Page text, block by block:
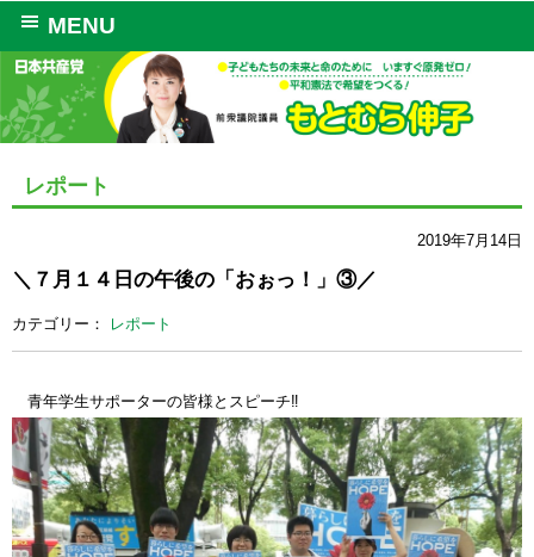
MENU
レポート
2019年7月14日
＼７月１４日の午後の「おぉっ！」③／
カテゴリー： レポート
青年学生サポーターの皆様とスピーチ‼️